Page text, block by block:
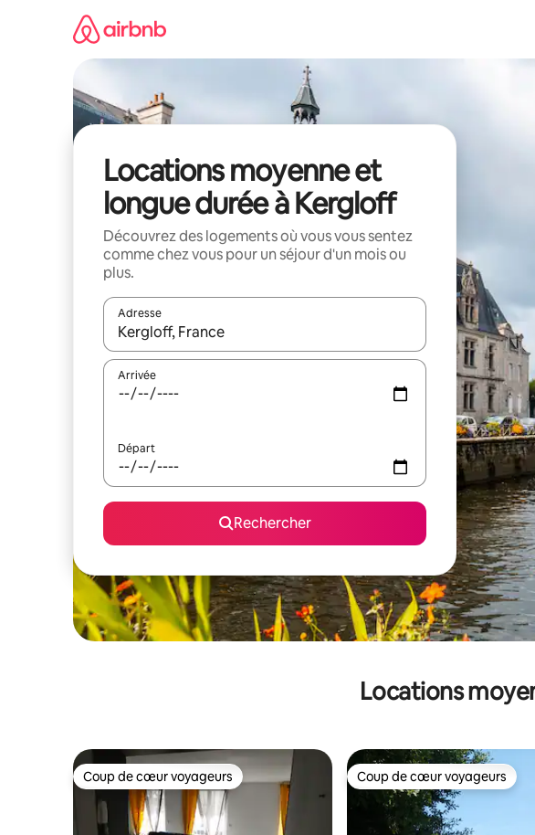
Locations moyenne et
longue durée à Kergloff
Découvrez des logements où vous vous sentez
comme chez vous pour un séjour d'un mois ou
plus.
Adresse
Lorsque les résultats s'affichent, utilisez les flèches vers le haut et
Arrivée
Départ
Rechercher
Locations
Coup de cœur voyageurs
Coup de cœur voyageurs Coup de cœur voyageurs
Coup de cœur voyageurs